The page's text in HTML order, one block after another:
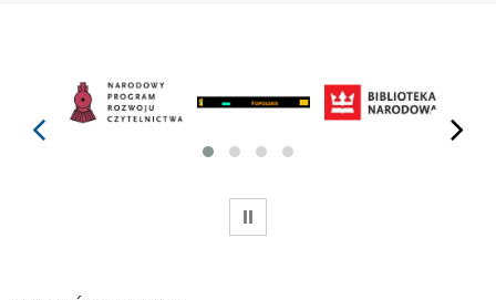
prev next
WSTRZYMAJ